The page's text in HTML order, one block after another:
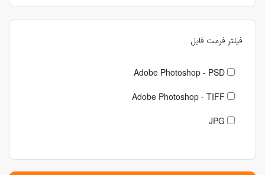
فیلتر فرمت فایل
Adobe Photoshop - PSD
Adobe Photoshop - TIFF
JPG